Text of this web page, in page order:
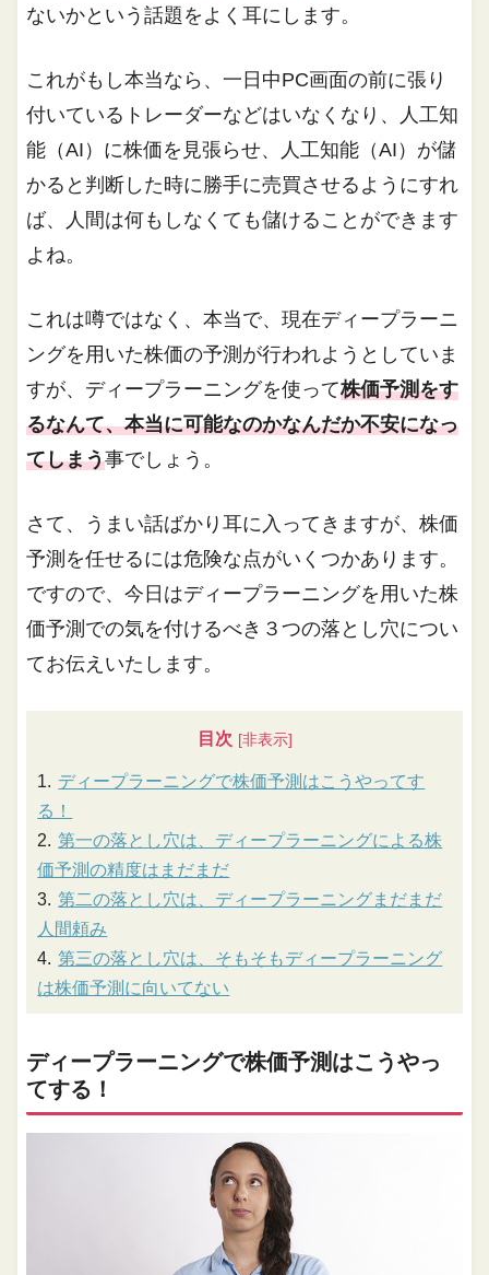
ないかという話題をよく耳にします。
これがもし本当なら、一日中PC画面の前に張り
付いているトレーダーなどはいなくなり、人工知
能（AI）に株価を見張らせ、人工知能（AI）が儲
かると判断した時に勝手に売買させるようにすれ
ば、人間は何もしなくても儲けることができます
よね。
これは噂ではなく、本当で、現在ディープラーニ
ングを用いた株価の予測が行われようとしていま
すが、ディープラーニングを使って株価予測をす
るなんて、本当に可能なのかなんだか不安になっ
てしまう事でしょう。
さて、うまい話ばかり耳に入ってきますが、株価
予測を任せるには危険な点がいくつかあります。
ですので、今日はディープラーニングを用いた株
価予測での気を付けるべき３つの落とし穴につい
てお伝えいたします。
目次
ディープラーニングで株価予測はこうやってす
る！
第一の落とし穴は、ディープラーニングによる株
価予測の精度はまだまだ
第二の落とし穴は、ディープラーニングまだまだ
人間頼み
第三の落とし穴は、そもそもディープラーニング
は株価予測に向いてない
ディープラーニングで株価予測はこうやっ
てする！